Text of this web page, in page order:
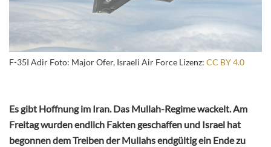
F-35I Adir Foto: Major Ofer, Israeli Air Force Lizenz: CC BY 4.0
Es gibt Hoffnung im Iran. Das Mullah-Regime wackelt. Am
Freitag wurden endlich Fakten geschaffen und Israel hat
begonnen dem Treiben der Mullahs endgültig ein Ende zu